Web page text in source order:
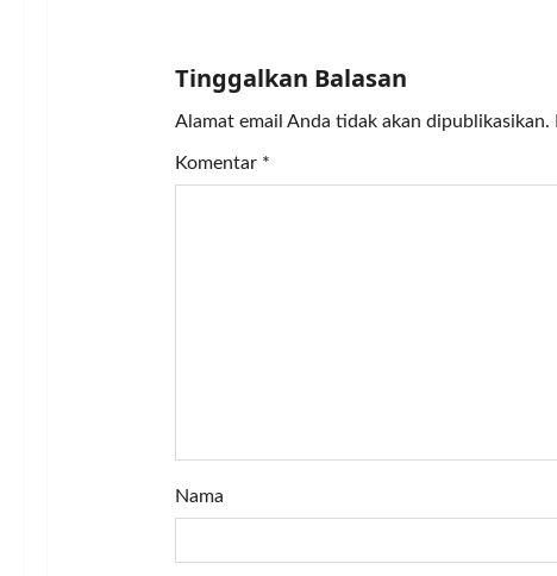
i
g
a
Tinggalkan Balasan
Alamat email Anda tidak akan dipublikasikan.
Komentar *
Nama